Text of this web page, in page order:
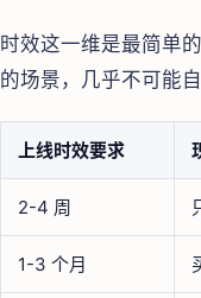
时效这一维是最简单
的场景，几乎不可能
上线时效要求
2-4 周
1-3 个月